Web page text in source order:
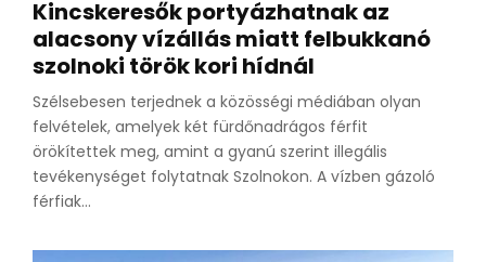
Kincskeresők portyázhatnak az
alacsony vízállás miatt felbukkanó
szolnoki török kori hídnál
Szélsebesen terjednek a közösségi médiában olyan
felvételek, amelyek két fürdőnadrágos férfit
örökítettek meg, amint a gyanú szerint illegális
tevékenységet folytatnak Szolnokon. A vízben gázoló
férfiak...